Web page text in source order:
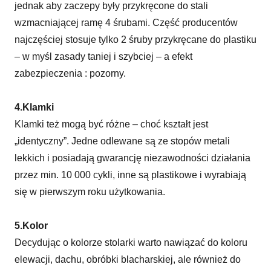
jednak aby zaczepy były przykręcone do stali
wzmacniającej ramę 4 śrubami. Część producentów
najczęściej stosuje tylko 2 śruby przykręcane do plastiku
– w myśl zasady taniej i szybciej – a efekt
zabezpieczenia : pozorny.
4.Klamki
Klamki też mogą być różne – choć kształt jest
„identyczny”. Jedne odlewane są ze stopów metali
lekkich i posiadają gwarancję niezawodności działania
przez min. 10 000 cykli, inne są plastikowe i wyrabiają
się w pierwszym roku użytkowania.
5.Kolor
Decydując o kolorze stolarki warto nawiązać do koloru
elewacji, dachu, obróbki blacharskiej, ale również do